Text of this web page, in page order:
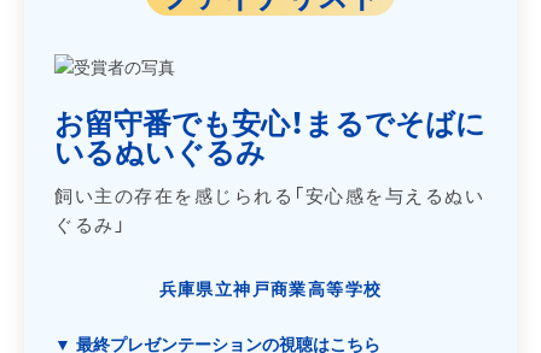
お留守番でも安心！まるでそばに
いるぬいぐるみ
飼い主の存在を感じられる「安心感を与えるぬい
ぐるみ」
兵庫県立神戸商業高等学校
▼ 最終プレゼンテーションの視聴はこちら